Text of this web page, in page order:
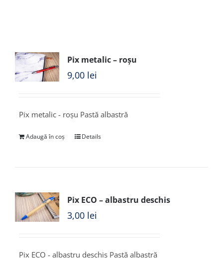
Pix metalic – roșu
9,00 lei
Pix metalic - roșu Pastă albastră
Adaugă în coș Details
Pix ECO – albastru deschis
3,00 lei
Pix ECO - albastru deschis Pastă albastră